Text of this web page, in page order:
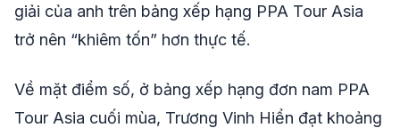
giải của anh trên bảng xếp hạng PPA Tour Asia
trở nên “khiêm tốn” hơn thực tế.
Về mặt điểm số, ở bảng xếp hạng đơn nam PPA
Tour Asia cuối mùa, Trương Vinh Hiển đạt khoảng